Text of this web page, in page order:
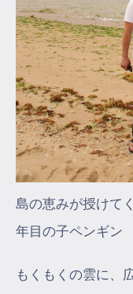
島の恵みが授けて
年目の子ペンギン
もくもくの雲に、